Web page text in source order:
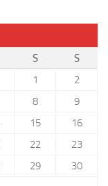
S
S
1
2
8
9
15
16
22
23
29
30